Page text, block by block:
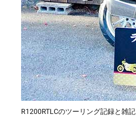
R1200RTLCのツーリング記録と雑記